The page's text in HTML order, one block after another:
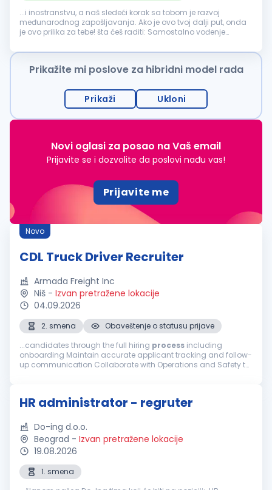
...i inostranstvu, a naš sledeći korak sa tobom je razvoj
međunarodnog zapošljavanja. Ako je ovo tvoj dalji put, onda
je ovo prilika za tebe! šta ćeš raditi: Samostalno vođenje
sa fokusom...
Prikažite mi poslove za hibridni model rada
Prikaži Ukloni
Novi oglasi za posao na Vaš email
Prijavite se i dozvolite da poslovi nađu vas!
Prijavite me
Novo
CDL Truck Driver Recruiter
Armada Freight Inc
Niš - Izvan pretražene lokacije
04.09.2026
2. smena
Obaveštenje o statusu prijave
...candidates through the full hiring process including
onboarding Maintain accurate applicant tracking and follow-
up communication Collaborate with Operations and Safety to
HR administrator - regruter
Do-ing d.o.o.
Beograd - Izvan pretražene lokacije
19.08.2026
1. smena